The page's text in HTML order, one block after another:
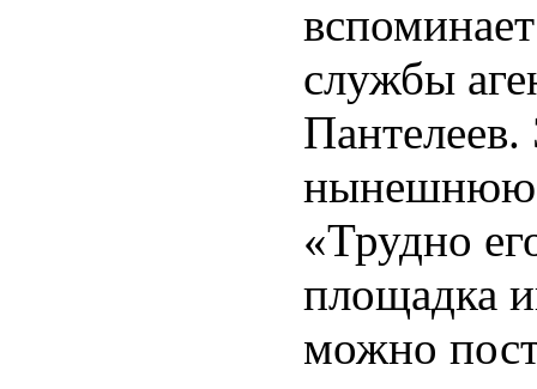
службы
Пантелеев.
нынешнюю
«Трудно
площадка
можно